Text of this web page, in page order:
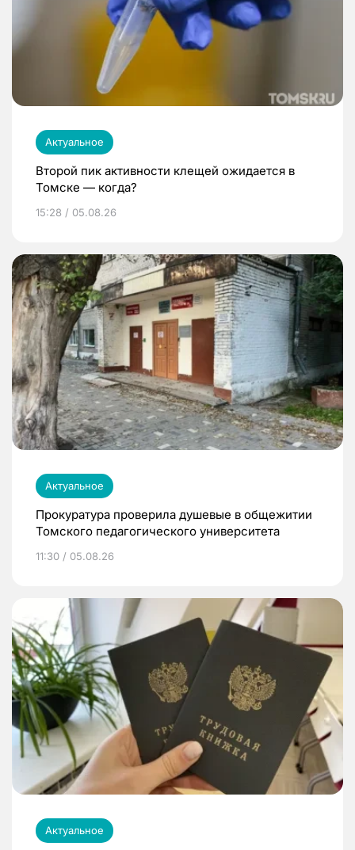
Актуальное
Второй пик активности клещей ожидается в
Томске — когда?
15:28 / 05.08.26
Актуальное
Прокуратура проверила душевые в общежитии
Томского педагогического университета
11:30 / 05.08.26
Актуальное